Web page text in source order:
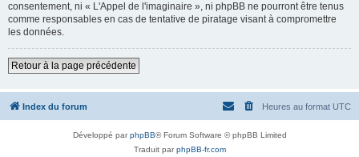
consentement, ni « L'Appel de l'imaginaire », ni phpBB ne pourront être tenus
comme responsables en cas de tentative de piratage visant à compromettre
les données.
Retour à la page précédente
Index du forum Heures au format UTC
Développé parphpBB® Forum Software © phpBB Limited
Traduit parphpBB-fr.com